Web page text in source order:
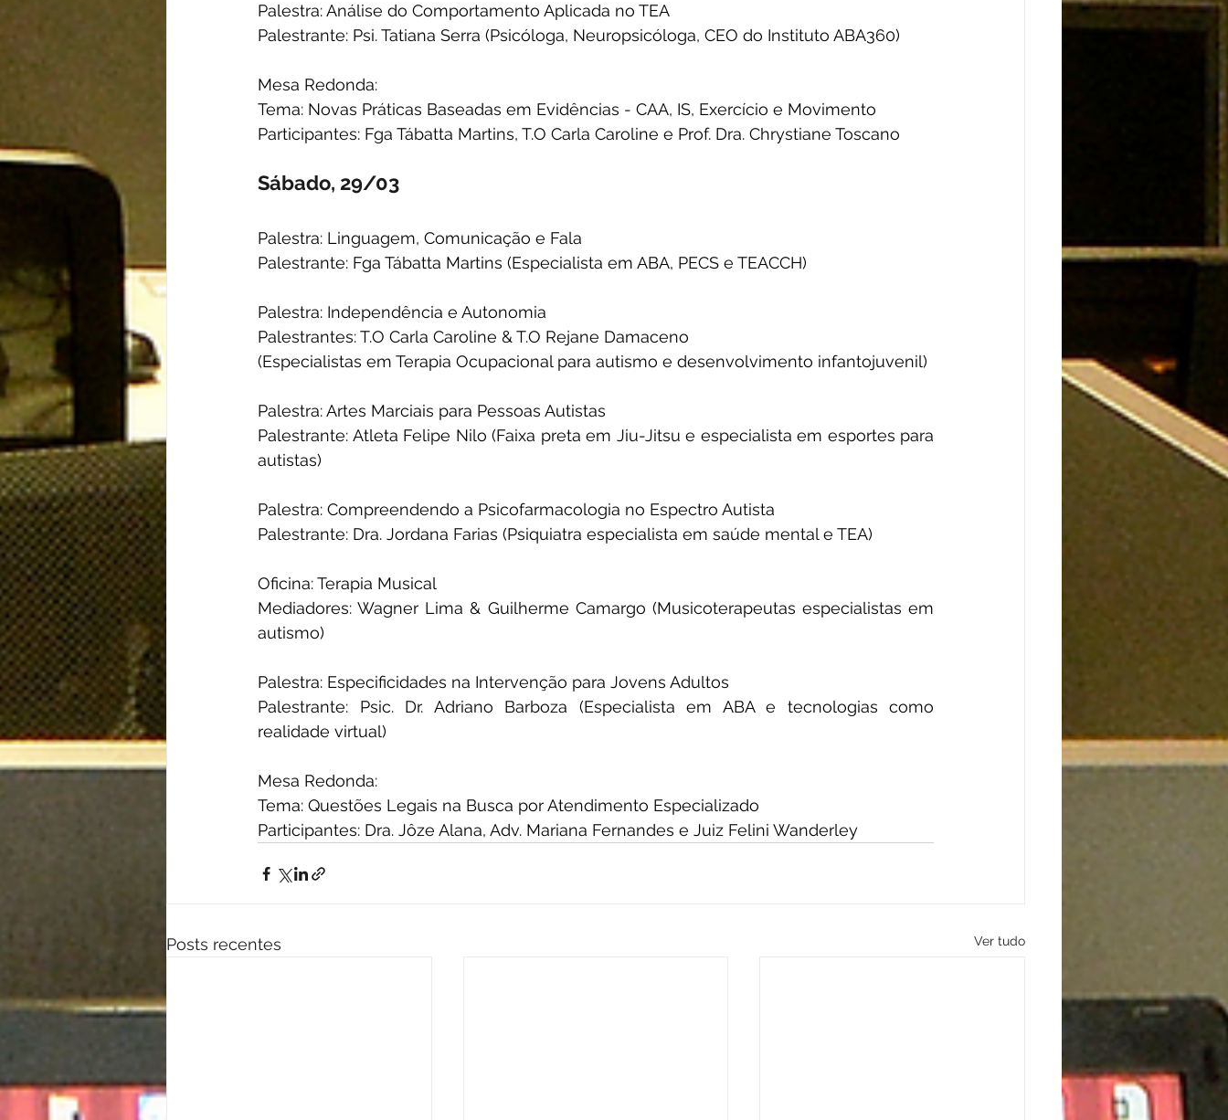
Palestra: Análise do Comportamento Aplicada no TEA
Palestrante: Psi. Tatiana Serra (Psicóloga, Neuropsicóloga, CEO do Instituto ABA360)
Mesa Redonda:
Tema: Novas Práticas Baseadas em Evidências - CAA, IS, Exercício e Movimento
Participantes: Fga Tábatta Martins, T.O Carla Caroline e Prof. Dra. Chrystiane Toscano
Sábado, 29/03
Palestra: Linguagem, Comunicação e Fala
Palestrante: Fga Tábatta Martins (Especialista em ABA, PECS e TEACCH)
Palestra: Independência e Autonomia
Palestrantes: T.O Carla Caroline & T.O Rejane Damaceno
(Especialistas em Terapia Ocupacional para autismo e desenvolvimento infantojuvenil)
Palestra: Artes Marciais para Pessoas Autistas
Palestrante: Atleta Felipe Nilo (Faixa preta em Jiu-Jitsu e especialista em esportes para
autistas)
Palestra: Compreendendo a Psicofarmacologia no Espectro Autista
Palestrante: Dra. Jordana Farias (Psiquiatra especialista em saúde mental e TEA)
Oficina: Terapia Musical
Mediadores: Wagner Lima & Guilherme Camargo (Musicoterapeutas especialistas em
autismo)
Palestra: Especificidades na Intervenção para Jovens Adultos
Palestrante: Psic. Dr. Adriano Barboza (Especialista em ABA e tecnologias como
realidade virtual)
Mesa Redonda:
Tema: Questões Legais na Busca por Atendimento Especializado
Participantes: Dra. Jôze Alana, Adv. Mariana Fernandes e Juiz Felini Wanderley
Posts recentes Ver tudo